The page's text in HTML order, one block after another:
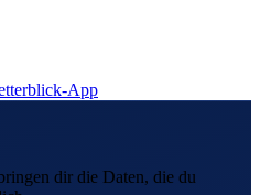
App
dir die Daten, die du